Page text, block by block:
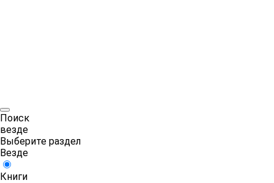
Поиск
везде
Выберите раздел
Везде
Книги